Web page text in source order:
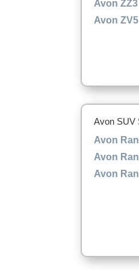
Avon ZZ3
Avon ZV5
Avon SUV
Avon
Avon
Avon